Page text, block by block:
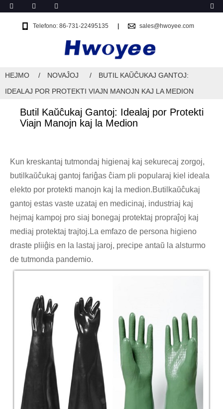
Telefono: 86-731-22495135 sales@hwoyee.com
HEJMO NOVAĴOJ
BUTIL KAŬĈUKAJ GANTOJ:
IDEALAJ POR PROTEKTI VIAJN MANOJN KAJ LA MEDION
Butil Kaŭĉukaj Gantoj: Idealaj por Protekti
Viajn Manojn kaj la Medion
Kun kreskantaj tutmondaj higienaj kaj sekurecaj zorgoj,
butilkaŭĉukaj gantoj fariĝas ĉiam pli popularaj kiel ideala
elekto por protekti manojn kaj la medion.Butilkaŭĉukaj
gantoj estas vaste uzataj en medicinaj, industriaj kaj
hejmaj kampoj pro siaj bonegaj protektaj propraĵoj kaj
mediaj protektaj trajtoj.La emfazo de persona higieno
draste pliiĝis en la lastaj jaroj, precipe antaŭ la alsturmo
de tutmonda pandemio.